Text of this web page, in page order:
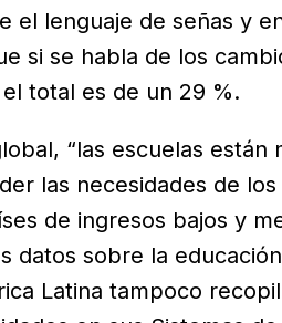
el lenguaje de señas y
si se habla de los
total es de un 29 %.
“las escuelas
las necesidades de
de ingresos bajos y
datos sobre la
Latina tampoco